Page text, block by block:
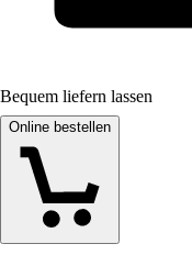
Bequem liefern lassen
Online bestellen